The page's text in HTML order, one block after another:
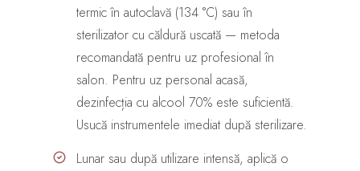
termic în autoclavă (134 °C) sau în
sterilizator cu căldură uscată — metoda
recomandată pentru uz profesional în
salon. Pentru uz personal acasă,
dezinfecția cu alcool 70% este suficientă.
Usucă instrumentele imediat după sterilizare.
Lunar sau după utilizare intensă, aplică o